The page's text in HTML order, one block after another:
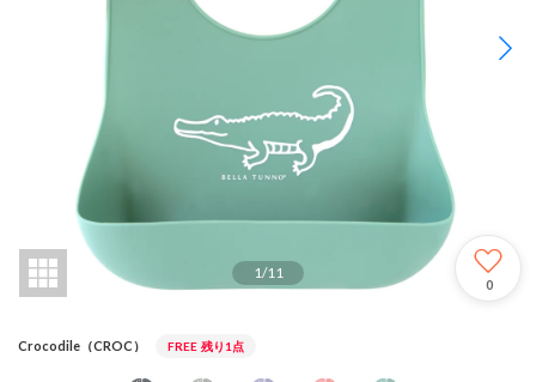
1/11
0
Crocodile（CROC） FREE 残り1点